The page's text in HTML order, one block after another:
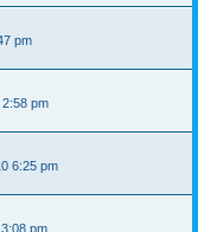
pm
pm
6:25 pm
pm